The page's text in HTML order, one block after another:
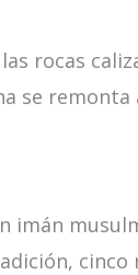
rocas
se
imán